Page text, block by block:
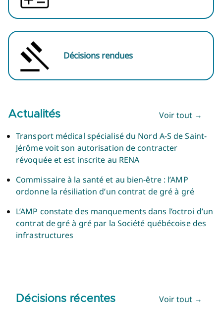
Décisions rendues
Actualités
Transport médical spécialisé du Nord A-S de Saint-
Jérôme voit son autorisation de contracter
révoquée et est inscrite au RENA
Commissaire à la santé et au bien-être : l’AMP
ordonne la résiliation d’un contrat de gré à gré
L’AMP constate des manquements dans l’octroi d’un
contrat de gré à gré par la Société québécoise des
infrastructures
Voir tout →
Décisions récentes Voir tout →